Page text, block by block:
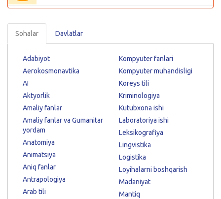
Sohalar Davlatlar
Adabiyot
Aerokosmonavtika
AI
Aktyorlik
Amaliy fanlar
Amaliy fanlar va Gumanitar
yordam
Anatomiya
Animatsiya
Aniq fanlar
Antrapologiya
Arab tili
Kompyuter fanlari
Kompyuter muhandisligi
Koreys tili
Kriminologiya
Kutubxona ishi
Laboratoriya ishi
Leksikografiya
Lingvistika
Logistika
Loyihalarni boshqarish
Madaniyat
Mantiq